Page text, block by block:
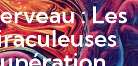
: Les